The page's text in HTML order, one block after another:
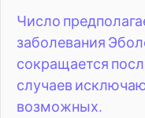
Число
заболевания
сокращается
случаев
возможных.